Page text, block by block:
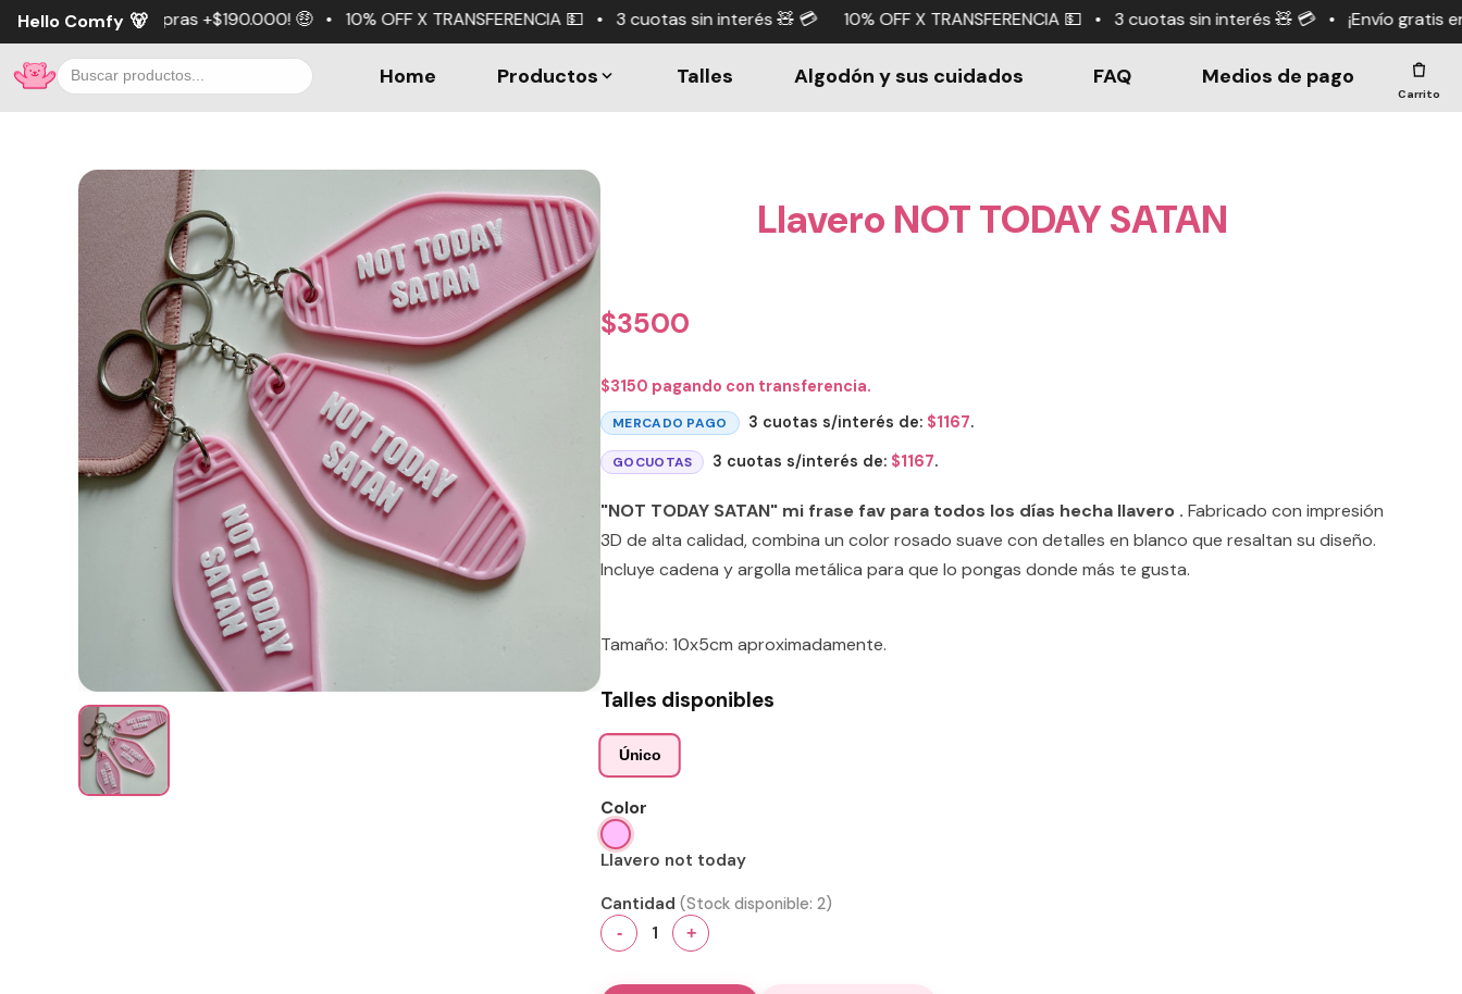
Hello Comfy 🐻
+$190.000! 🤑 • 10% OFF X TRANSFERENCIA 💵 • 3 cuotas sin interés 🧸 💳 10% OFF X TRANSFERENCIA 💵 • 3 cuotas sin interés 🧸 💳 • ¡Envío gratis en compras
Home Productos Talles Algodón y sus cuidados FAQ Medios de pago
Carrito
Llavero NOT TODAY SATAN
$3500
$3150 pagando con transferencia.
MERCADO PAGO 3 cuotas s/interés de: $1167.
GOCUOTAS 3 cuotas s/interés de: $1167.
"NOT TODAY SATAN" mi frase fav para todos los días hecha llavero . Fabricado con impresión
3D de alta calidad, combina un color rosado suave con detalles en blanco que resaltan su diseño.
Incluye cadena y argolla metálica para que lo pongas donde más te gusta.
Tamaño: 10x5cm aproximadamente.
Talles disponibles
Único
Color
Llavero not today
Cantidad (Stock disponible: 2)
- 1 +